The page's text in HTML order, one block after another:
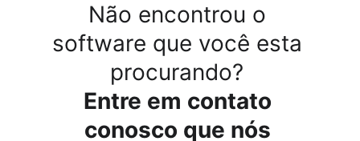
Não encontrou o
software que você esta
procurando?
Entre em contato
conosco que nós